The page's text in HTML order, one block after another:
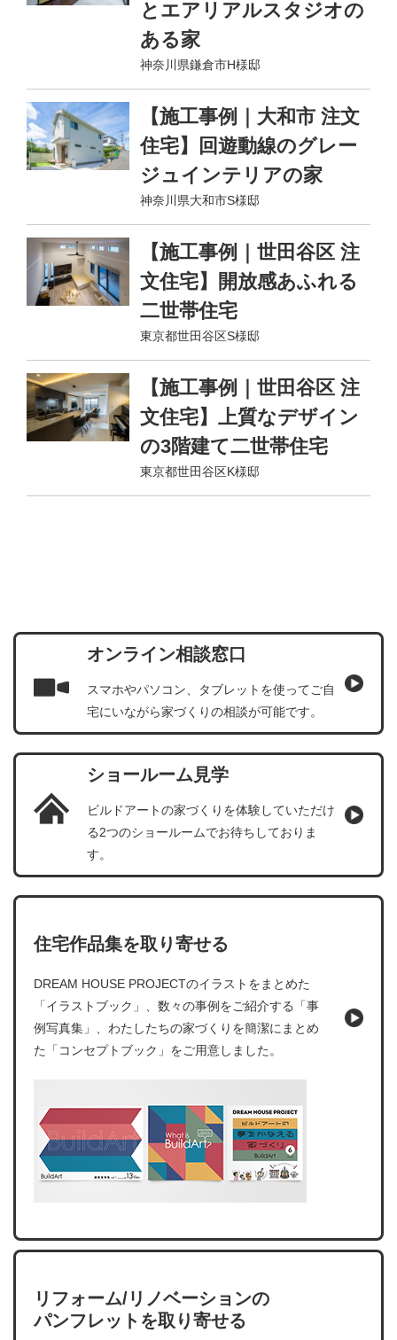
とエアリアルスタジオの
ある家
神奈川県鎌倉市H様邸
【施工事例｜大和市 注文
住宅】回遊動線のグレー
ジュインテリアの家
神奈川県大和市S様邸
【施工事例｜世田谷区 注
文住宅】開放感あふれる
二世帯住宅
東京都世田谷区S様邸
【施工事例｜世田谷区 注
文住宅】上質なデザイン
の3階建て二世帯住宅
東京都世田谷区K様邸
オンライン相談窓口
スマホやパソコン、タブレットを使ってご自
宅にいながら家づくりの相談が可能です。
ショールーム見学
ビルドアートの家づくりを体験していただけ
る2つのショールームでお待ちしておりま
す。
住宅作品集を取り寄せる
DREAM HOUSE PROJECTのイラストをまとめた
「イラストブック」、数々の事例をご紹介する「事
例写真集」、わたしたちの家づくりを簡潔にまとめ
た「コンセプトブック」をご用意しました。
リフォーム/リノベーションの
パンフレットを取り寄せる